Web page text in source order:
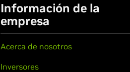
Información de la
empresa
Acerca de nosotros
Inversores